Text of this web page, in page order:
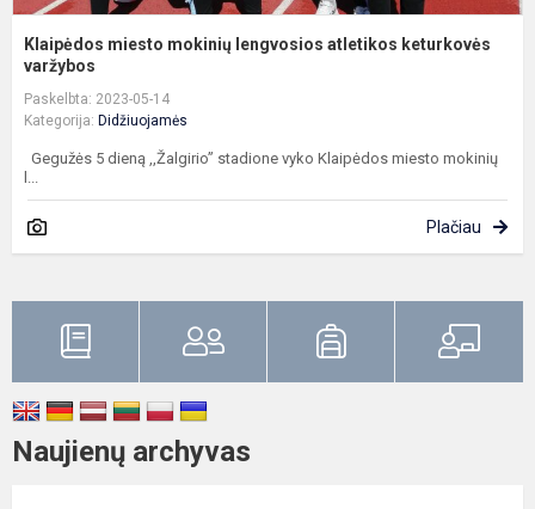
Klaipėdos miesto mokinių lengvosios atletikos keturkovės
varžybos
Paskelbta: 2023-05-14
Kategorija: Didžiuojamės
Gegužės 5 dieną ,,Žalgirio” stadione vyko Klaipėdos miesto mokinių
l...
Plačiau
Naujienų archyvas